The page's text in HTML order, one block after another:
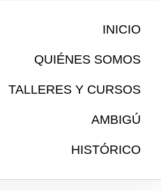
INICIO
QUIÉNES SOMOS
TALLERES Y CURSOS
AMBIGÚ
HISTÓRICO